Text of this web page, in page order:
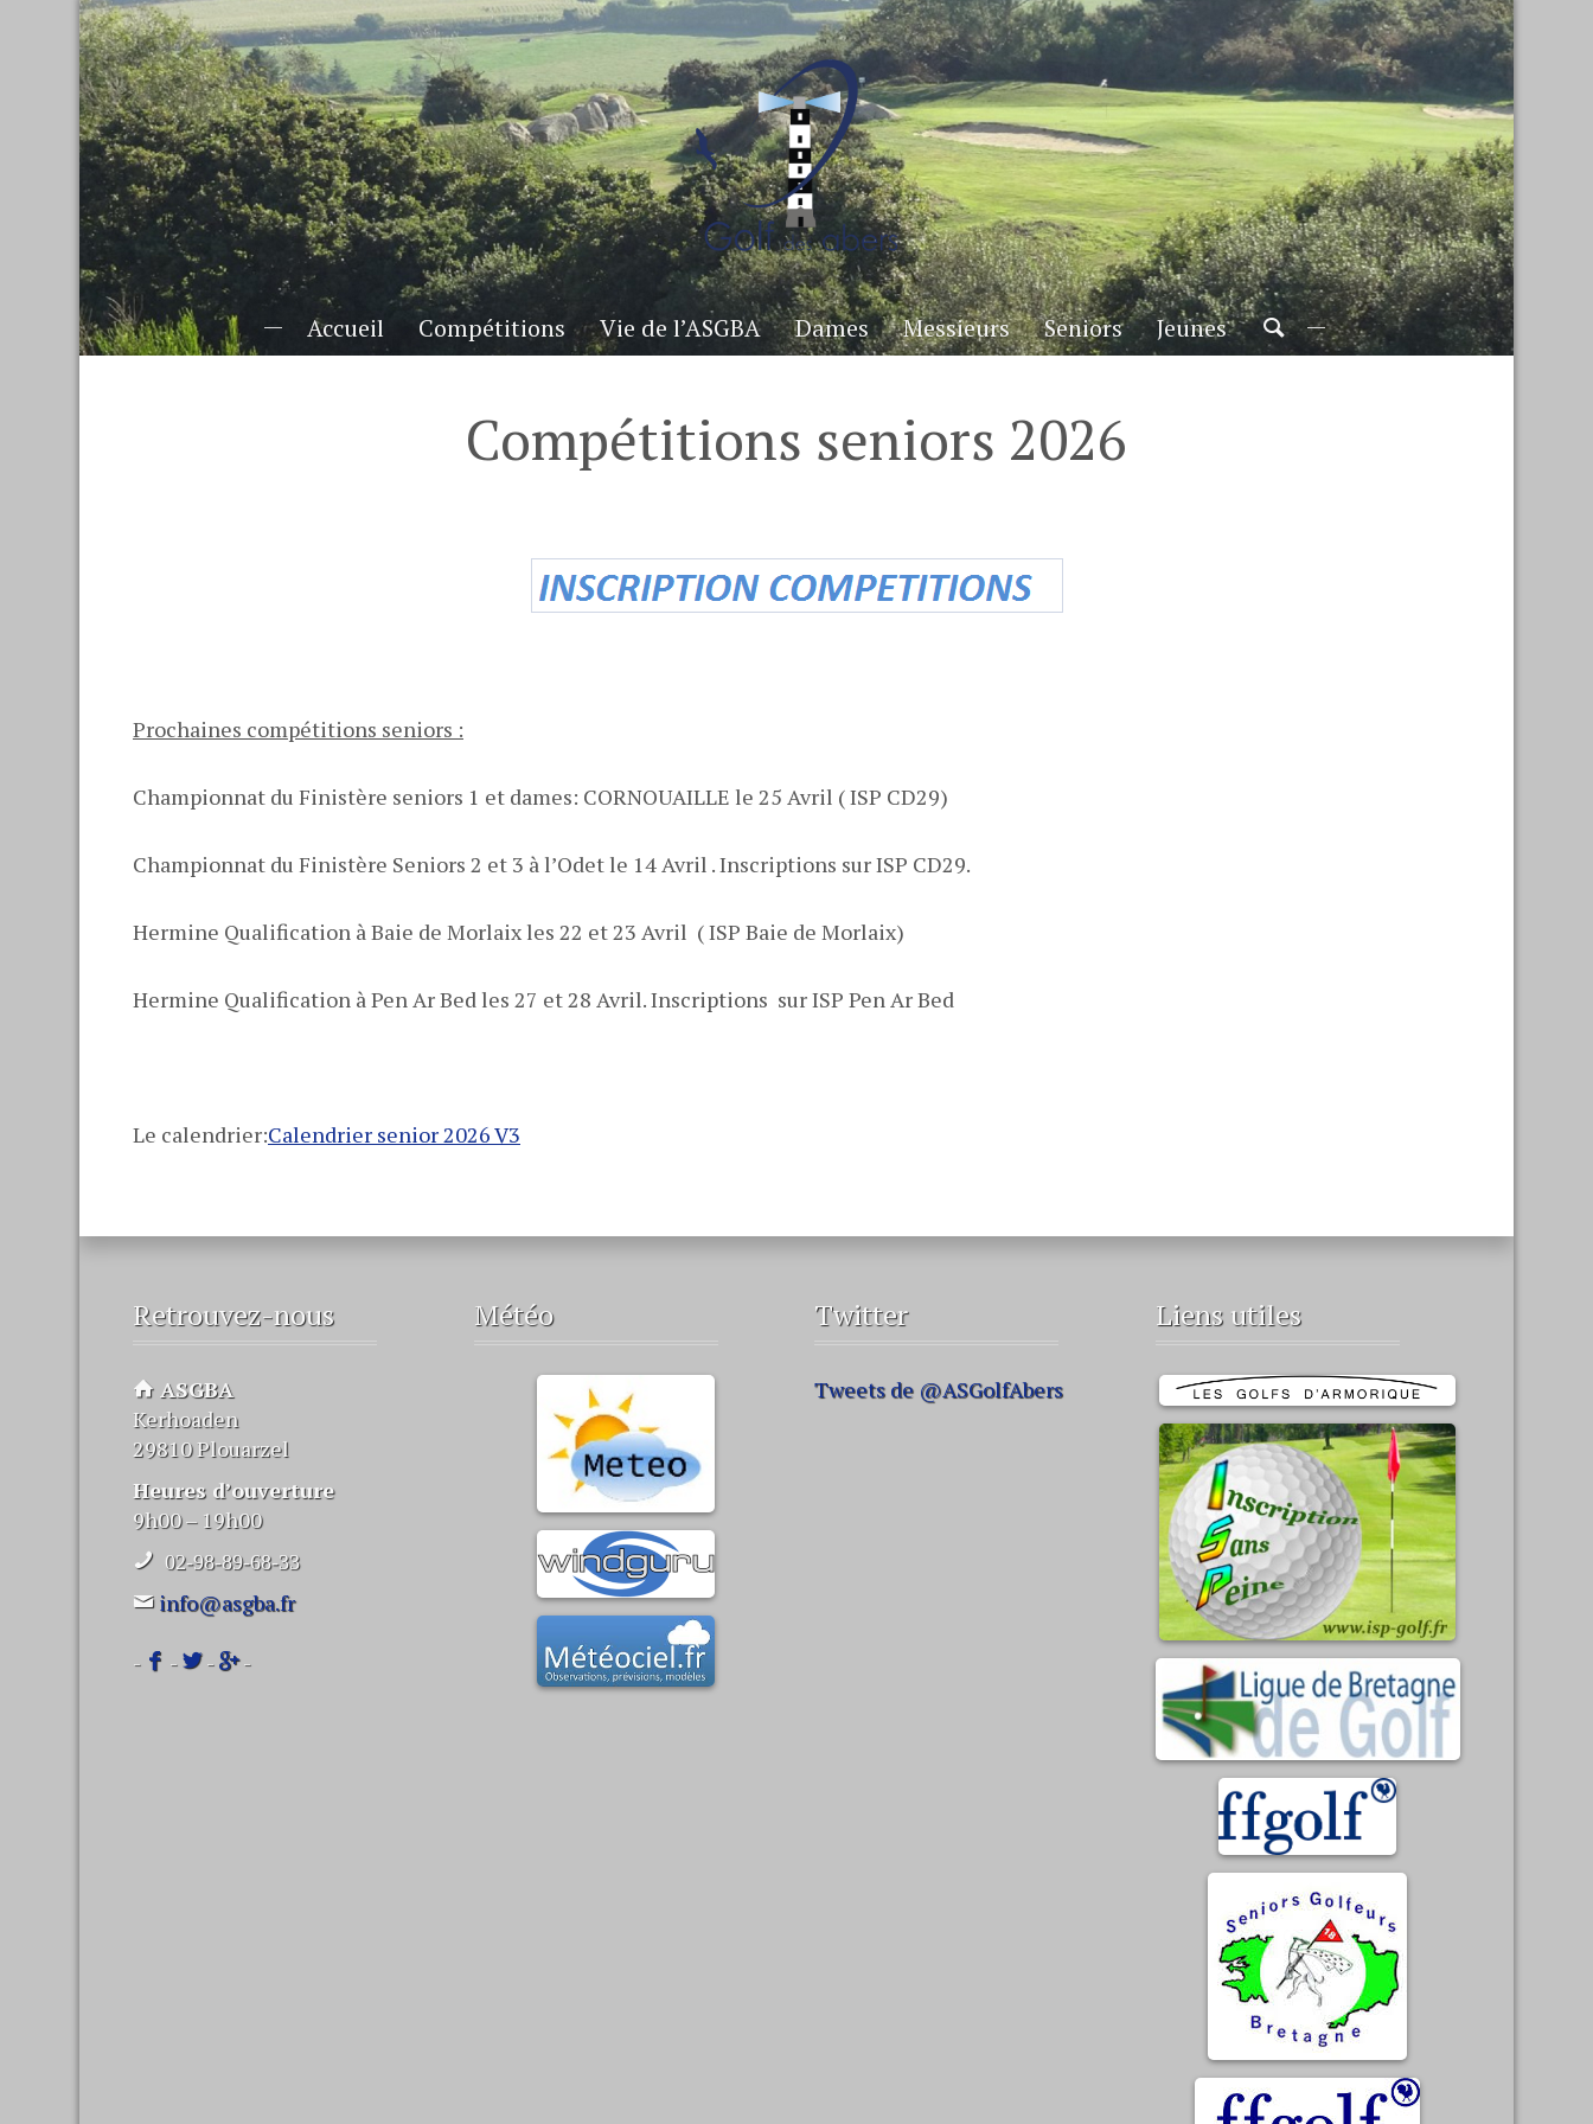
Accueil Compétitions Vie de l’ASGBA Dames Messieurs Seniors Jeunes
Compétitions seniors 2026
Prochaines compétitions seniors :
Championnat du Finistère seniors 1 et dames: CORNOUAILLE le 25 Avril ( ISP CD29)
Championnat du Finistère Seniors 2 et 3 à l’Odet le 14 Avril . Inscriptions sur ISP CD29.
Hermine Qualification à Baie de Morlaix les 22 et 23 Avril ( ISP Baie de Morlaix)
Hermine Qualification à Pen Ar Bed les 27 et 28 Avril. Inscriptions sur ISP Pen Ar Bed
Le calendrier:Calendrier senior 2026 V3
Retrouvez-nous
ASGBA
Kerhoaden
29810 Plouarzel
Heures d’ouverture
9h00 – 19h00
02-98-89-68-33
info@asgba.fr
- - - -
Météo Twitter
Tweets de @ASGolfAbers
Liens utiles